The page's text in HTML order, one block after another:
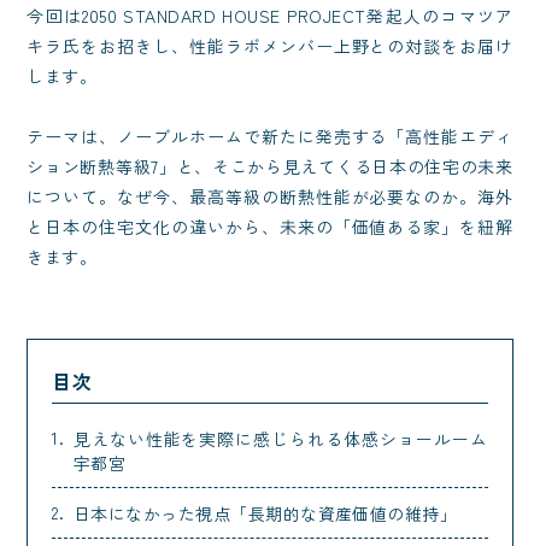
今回は2050 STANDARD HOUSE PROJECT発起人のコマツア
キラ氏をお招きし、性能ラボメンバー上野との対談をお届け
します。
テーマは、ノーブルホームで新たに発売する「高性能エディ
ション断熱等級7」と、そこから見えてくる日本の住宅の未来
について。なぜ今、最高等級の断熱性能が必要なのか。海外
と日本の住宅文化の違いから、未来の「価値ある家」を紐解
きます。
目次
見えない性能を実際に感じられる体感ショールーム
宇都宮
日本になかった視点「長期的な資産価値の維持」